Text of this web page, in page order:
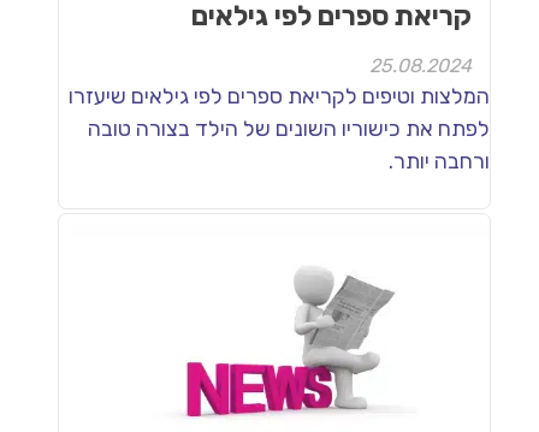
קריאת ספרים לפי גילאים
25.08.2024
המלצות וטיפים לקריאת ספרים לפי גילאים שיעזרו
לפתח את כישוריו השונים של הילד בצורה טובה
ורחבה יותר.